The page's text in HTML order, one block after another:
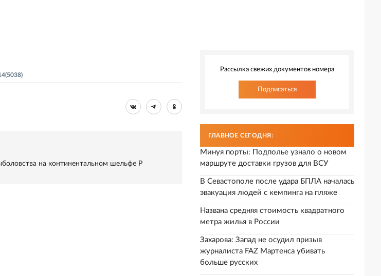
на континентальном шельфе Р
Рассылка свежих документов номера
Подписаться
ГЛАВНОЕ СЕГОДНЯ:
Минуя порты: Подполье узнало о новом
маршруте доставки грузов для ВСУ
В Севастополе после удара БПЛА началась
эвакуация людей с кемпинга на пляже
Названа средняя стоимость квадратного
метра жилья в России
Захарова: Запад не осудил призыв
журналиста FAZ Мартенса убивать
больше русских